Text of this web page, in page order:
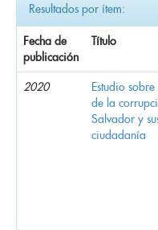
Resultados por ítem:
Fecha de
publicación
Título
2020
Estudio
de la
Salvador y
ciudadanía